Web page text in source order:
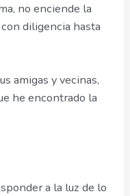
no enciende la
diligencia hasta
amigas y vecinas,
he encontrado la
a la luz de lo